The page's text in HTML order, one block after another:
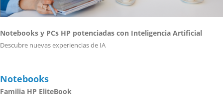
Notebooks y PCs HP potenciadas con Inteligencia Artificial
Descubre nuevas experiencias de IA
Notebooks
Familia HP EliteBook